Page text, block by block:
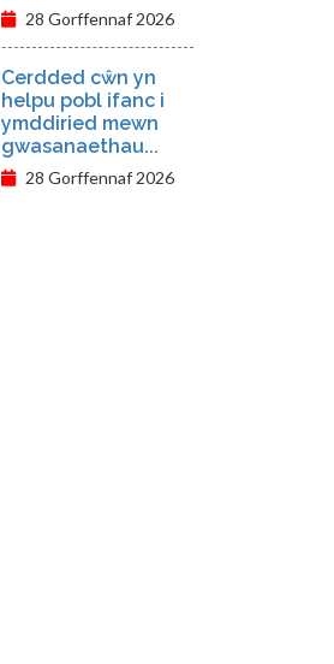
28 Gorffennaf 2026
Cerdded cŵn yn
helpu pobl ifanc i
ymddiried mewn
gwasanaethau...
28 Gorffennaf 2026